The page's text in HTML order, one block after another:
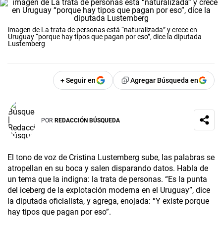
imagen de La trata de personas está “naturalizada” y crece en
Uruguay “porque hay tipos que pagan por eso”, dice la diputada
Lustemberg
+ Seguir en Agregar Búsqueda en
POR REDACCIÓN BÚSQUEDA
El tono de voz de Cristina Lustemberg sube, las palabras se
atropellan en su boca y salen disparando datos. Habla de
un tema que la indigna: la trata de personas. “Es la punta
del iceberg de la explotación moderna en el Uruguay”, dice
la diputada oficialista, y agrega, enojada: “Y existe porque
hay tipos que pagan por eso”.